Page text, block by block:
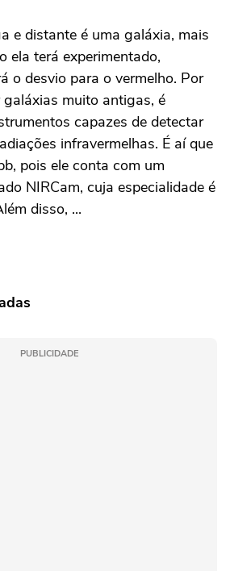
e distante é uma galáxia, mais
ela terá experimentado,
o desvio para o vermelho. Por
muito antigas, é
capazes de detectar
infravermelhas. É aí que
pois ele conta com um
NIRCam, cuja especialidade é
disso, ...
PUBLICIDADE